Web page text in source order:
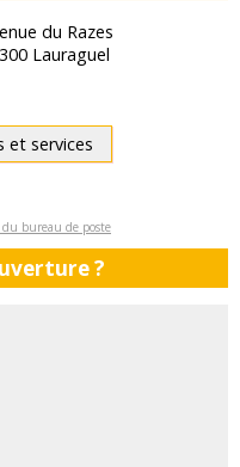
du Razes
Lauraguel
et services
bureau de poste
?